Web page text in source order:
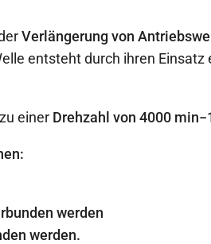
Verlängerung von
entsteht durch ihren Einsatz
einer Drehzahl von 4000
werden
werden.